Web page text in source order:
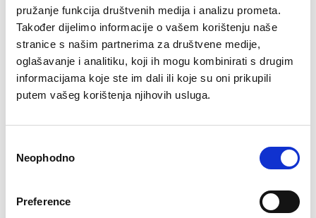
pružanje funkcija društvenih medija i analizu prometa.
Također dijelimo informacije o vašem korištenju naše
stranice s našim partnerima za društvene medije,
oglašavanje i analitiku, koji ih mogu kombinirati s drugim
informacijama koje ste im dali ili koje su oni prikupili
putem vašeg korištenja njihovih usluga.
Selection
Neophodno
Preference
€15.27